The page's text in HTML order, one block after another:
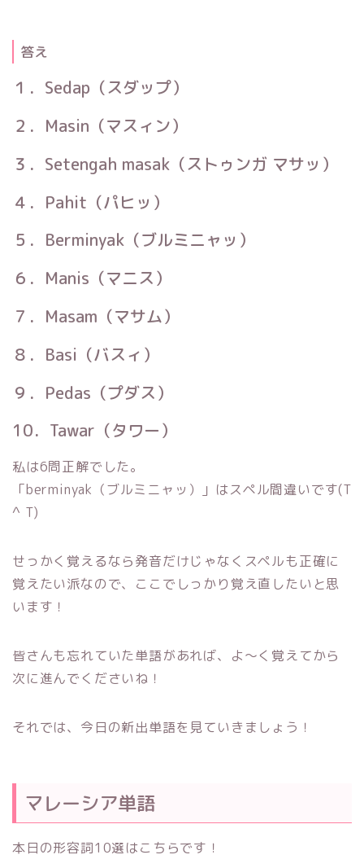
答え
１．Sedap（スダップ）
２．Masin（マスィン）
３．Setengah masak（ストゥンガ マサッ）
４．Pahit（パヒッ）
５．Berminyak（ブルミニャッ）
６．Manis（マニス）
７．Masam（マサム）
８．Basi（バスィ）
９．Pedas（プダス）
10．Tawar（タワー）
私は6問正解でした。
「berminyak（ブルミニャッ）」はスペル間違いです(T
^ T)
せっかく覚えるなら発音だけじゃなくスペルも正確に
覚えたい派なので、ここでしっかり覚え直したいと思
います！
皆さんも忘れていた単語があれば、よ〜く覚えてから
次に進んでくださいね！
それでは、今日の新出単語を見ていきましょう！
マレーシア単語
本日の形容詞10選はこちらです！